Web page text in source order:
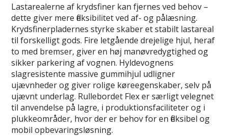
Lastarealerne af krydsfiner kan fjernes ved behov –
dette giver mere fleksibilitet ved af- og pålæsning.
Krydsfinerpladernes styrke skaber et stabilt lastareal
til forskelligt gods. Fire letgående drejelige hjul, heraf
to med bremser, giver en høj manøvredygtighed og
sikker parkering af vognen. Hyldevognens
slagresistente massive gummihjul udligner
ujævnheder og giver rolige køreegenskaber, selv på
ujævnt underlag. Rullebordet Flex er særligt velegnet
til anvendelse på lagre, i produktionsfaciliteter og i
plukkeområder, hvor der er behov for en fleksibel og
mobil opbevaringsløsning.